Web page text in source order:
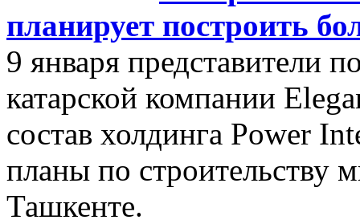
планирует построить
9 января представители
катарской компании
состав холдинга Power
планы по строительству
Ташкенте.